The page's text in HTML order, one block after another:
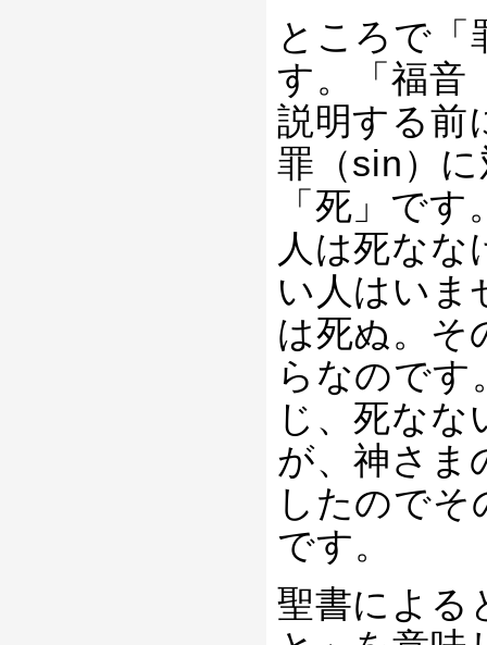
ところで「
す。「福音
説明する前
罪（sin）
「死」で
人は死なな
い人はいま
は死ぬ。そ
らなのです
じ、死な
が、神さま
したので
です。
聖書による